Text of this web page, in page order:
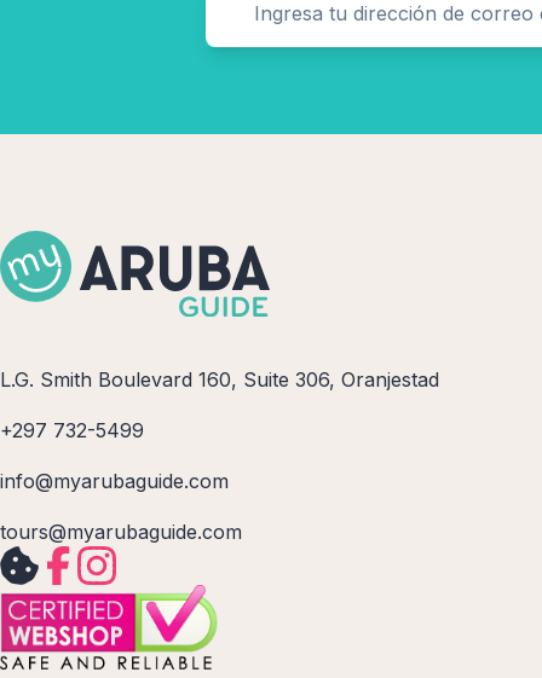
L.G. Smith Boulevard 160, Suite 306, Oranjestad
+297 732-5499
info@myarubaguide.com
tours@myarubaguide.com